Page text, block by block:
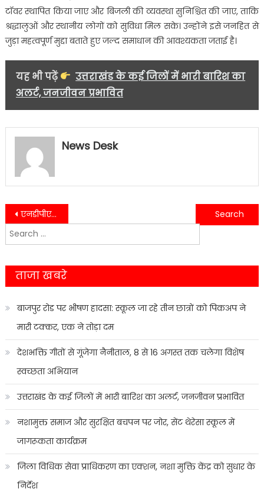
टॉवर स्थापित किया जाए और बिजली की व्यवस्था सुनिश्चित की जाए, ताकि
श्रद्धालुओं और स्थानीय लोगों को सुविधा मिल सके। उन्होंने इसे जनहित से
जुड़ा महत्वपूर्ण मुद्दा बताते हुए जल्द समाधान की आवश्यकता जताई है।
यह भी पढ़ें
उत्तराखंड के कई जिलों में भारी बारिश का
अलर्ट, जनजीवन प्रभावित
News Desk
Post
navigation
एनडीपीएस और पॉक्सो एक्ट पर छात्रों को किया गया जागरूक….
देहरादून में फिर चला अतिक्रमण विरोधी अभियान, सड़क से हटाया कब्जा
Search
for:
ताजा खबरे
बाजपुर रोड पर भीषण हादसा: स्कूल जा रहे तीन छात्रों को पिकअप ने
मारी टक्कर, एक ने तोड़ा दम
देशभक्ति गीतों से गूंजेगा नैनीताल, 8 से 16 अगस्त तक चलेगा विशेष
स्वच्छता अभियान
उत्तराखंड के कई जिलों में भारी बारिश का अलर्ट, जनजीवन प्रभावित
नशामुक्त समाज और सुरक्षित बचपन पर जोर, सेंट थेरेसा स्कूल में
जागरूकता कार्यक्रम
जिला विधिक सेवा प्राधिकरण का एक्शन, नशा मुक्ति केंद्र को सुधार के
निर्देश